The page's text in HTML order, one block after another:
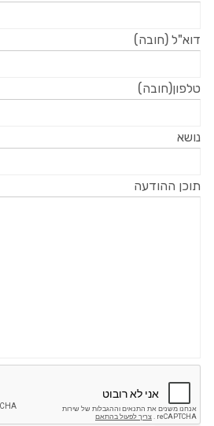
דוא"ל (חובה)
טלפון(חובה)
נושא
תוכן ההודעה